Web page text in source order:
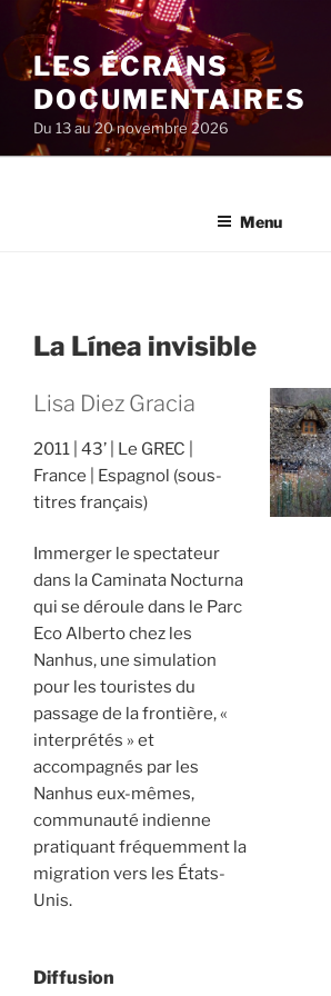
au
contenu
principal
LES ÉCRANS
DOCUMENTAIRES
Du 13 au 20 novembre 2026
Menu
La Línea invisible
Lisa Diez Gracia
2011 43’
Le GREC
France
Espagnol (sous-
titres français)
Immerger le spectateur
dans la Caminata Nocturna
qui se déroule dans le Parc
Eco Alberto chez les
Nanhus, une simulation
pour les touristes du
passage de la frontière, «
interprétés » et
accompagnés par les
Nanhus eux-mêmes,
communauté indienne
pratiquant fréquemment la
migration vers les États-
Unis.
Diffusion